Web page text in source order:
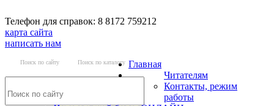
Телефон для справок: 8 8172 759212
карта сайта
написать нам
Поиск по сайту Поиск по каталогу Главная
Читателям
Контакты, режим
работы